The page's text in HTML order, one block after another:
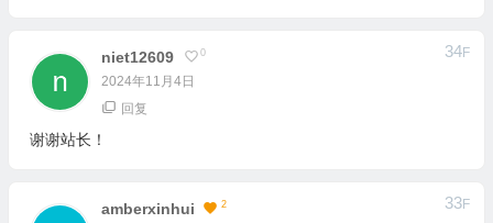
Niet12609 0
2024年11月4日
34F
回复
谢谢站长！
Amberxinhui 2 33F